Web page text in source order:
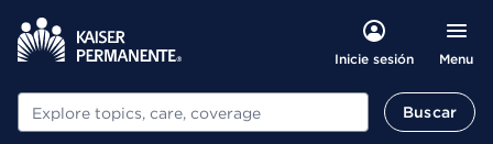
Inicie sesión Menu
Buscar Buscar